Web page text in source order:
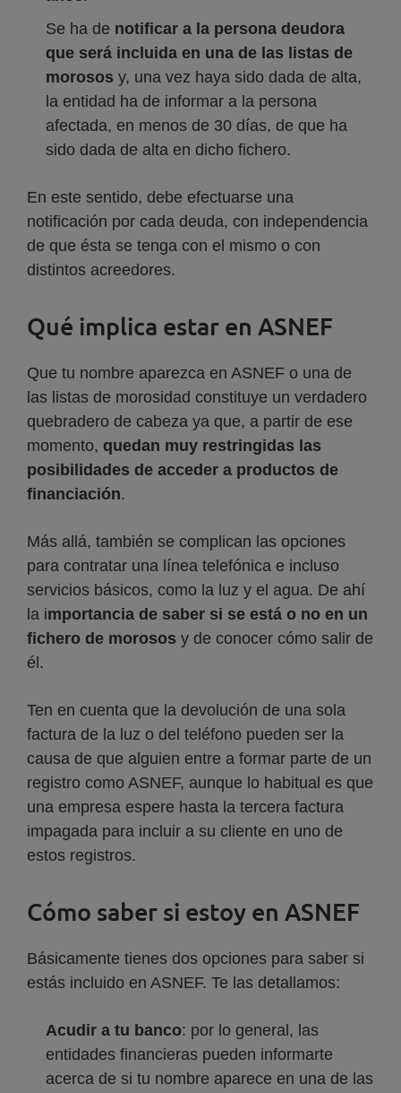
Se ha de notificar a la persona deudora
que será incluida en una de las listas de
morosos y, una vez haya sido dada de alta,
la entidad ha de informar a la persona
afectada, en menos de 30 días, de que ha
sido dada de alta en dicho fichero.
En este sentido, debe efectuarse una
notificación por cada deuda, con independencia
de que ésta se tenga con el mismo o con
distintos acreedores.
Qué implica estar en ASNEF
Que tu nombre aparezca en ASNEF o una de
las listas de morosidad constituye un verdadero
quebradero de cabeza ya que, a partir de ese
momento, quedan muy restringidas las
posibilidades de acceder a productos de
financiación.
Más allá, también se complican las opciones
para contratar una línea telefónica e incluso
servicios básicos, como la luz y el agua. De ahí
la importancia de saber si se está o no en un
fichero de morosos y de conocer cómo salir de
él.
Ten en cuenta que la devolución de una sola
factura de la luz o del teléfono pueden ser la
causa de que alguien entre a formar parte de un
registro como ASNEF, aunque lo habitual es que
una empresa espere hasta la tercera factura
impagada para incluir a su cliente en uno de
estos registros.
Cómo saber si estoy en ASNEF
Básicamente tienes dos opciones para saber si
estás incluido en ASNEF. Te las detallamos:
Acudir a tu banco: por lo general, las
entidades financieras pueden informarte
acerca de si tu nombre aparece en una de las